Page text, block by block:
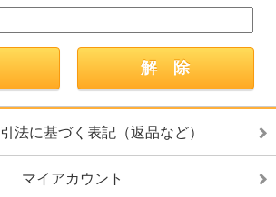
法に基づく表記（返品など）
マイアカウント